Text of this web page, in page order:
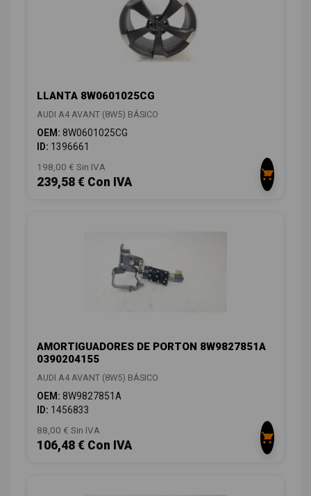
LLANTA 8W0601025CG
AUDI A4 AVANT (8W5) BÁSICO
OEM: 8W0601025CG
ID: 1396661
198,00 € Sin IVA
239,58 € Con IVA
AMORTIGUADORES DE PORTON 8W9827851A
0390204155
AUDI A4 AVANT (8W5) BÁSICO
OEM: 8W9827851A
ID: 1456833
88,00 € Sin IVA
106,48 € Con IVA